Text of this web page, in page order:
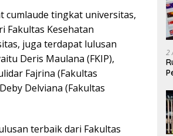
cumlaude tingkat universitas,
Fakultas Kesehatan
juga terdapat lulusan
Deris Maulana (FKIP),
Fajrina (Fakultas
Delviana (Fakultas
terbaik dari Fakultas
2